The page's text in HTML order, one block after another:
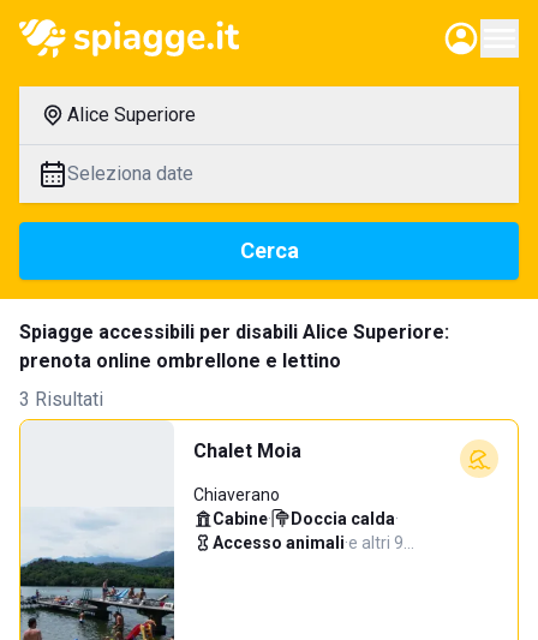
Alice Superiore
Seleziona date
Cerca
Spiagge accessibili per disabili Alice Superiore:
prenota online ombrellone e lettino
3 Risultati
Chalet Moia
Chiaverano
Cabine· Doccia calda·
Accesso animali·e altri 9…